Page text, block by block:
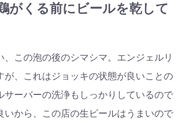
がくる前にビールを乾して
、この泡の後のシマシマ。エンジェルリ
が、これはジョッキの状態が良いことの
サーバーの洗浄もしっかりしているので
いから、この店の生ビールはうまいので